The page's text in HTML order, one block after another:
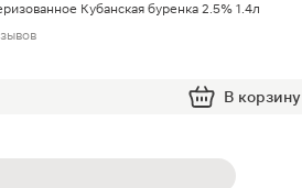
Кубанская буренка 2.5% 1.4л
В корзину